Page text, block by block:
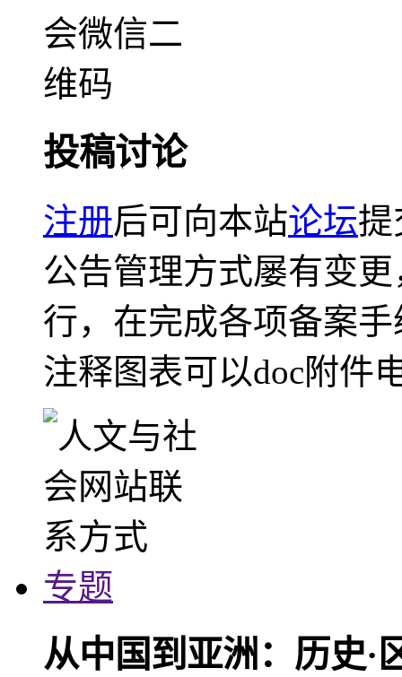
投稿讨论
注册后可向本站论坛提
公告管理方式屡有变
行，在完成各项备案
注释图表可以doc附件
专题
从中国到亚洲：历史·